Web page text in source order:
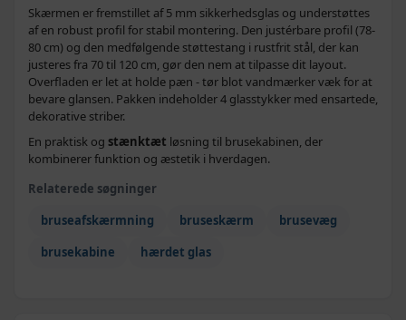
Skærmen er fremstillet af 5 mm sikkerhedsglas og understøttes
af en robust profil for stabil montering. Den justérbare profil (78-
80 cm) og den medfølgende støttestang i rustfrit stål, der kan
justeres fra 70 til 120 cm, gør den nem at tilpasse dit layout.
Overfladen er let at holde pæn - tør blot vandmærker væk for at
bevare glansen. Pakken indeholder 4 glasstykker med ensartede,
dekorative striber.
En praktisk og stænktæt løsning til brusekabinen, der
kombinerer funktion og æstetik i hverdagen.
Relaterede søgninger
bruseafskærmning
bruseskærm
brusevæg
brusekabine
hærdet glas